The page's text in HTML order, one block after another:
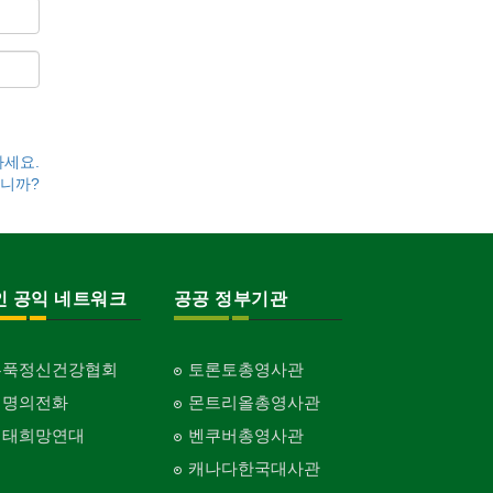
요.
까?
공익 네트워크
정신건강협회
의전화
희망연대
공공 정부기관
토론토총영사관
몬트리올총영사관
벤쿠버총영사관
캐나다한국대사관